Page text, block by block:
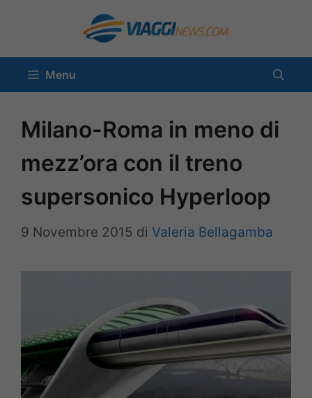
contenuto
Menu
Milano-Roma in meno di
mezz’ora con il treno
supersonico Hyperloop
9 Novembre 2015 di Valeria Bellagamba